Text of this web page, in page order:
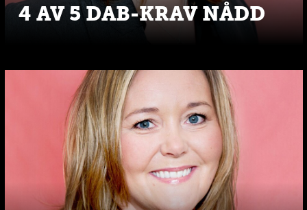
4 AV 5 DAB-KRAV NÅDD